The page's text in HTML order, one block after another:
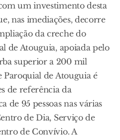
um investimento desta
nas imediações, decorre
da creche do
de Atouguia, apoiada pelo
superior a 200 mil
Paroquial de Atouguia é
de referência da
de 95 pessoas nas várias
de Dia, Serviço de
de Convívio. A